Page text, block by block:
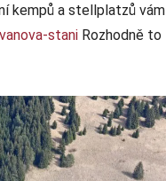
kempů a stellplatzů vám
stani Rozhodně to